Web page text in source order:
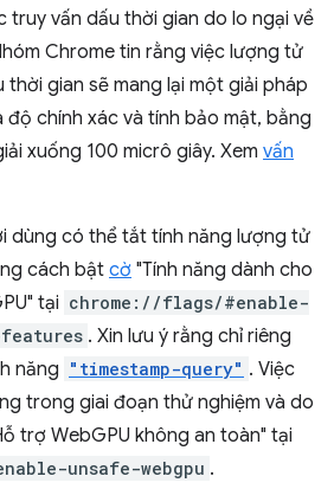
truy vấn dấu thời gian do lo ngại về
Chrome tin rằng việc lượng tử
gian sẽ mang lại một giải pháp
chính xác và tính bảo mật, bằng
xuống 100 micrô giây. Xem vấn
dùng có thể tắt tính năng lượng tử
cách bậtcờ "Tính năng dành cho
tại chrome://flags/#enable-
features . Xin lưu ý rằng chỉ riêng
năng "timestamp-query" . Việc
trong giai đoạn thử nghiệm và do
trợ WebGPU không an toàn" tại
unsafe-webgpu .